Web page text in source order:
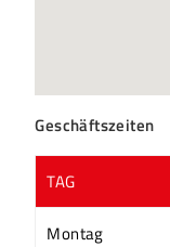
Geschäftszeiten
TAG
Montag